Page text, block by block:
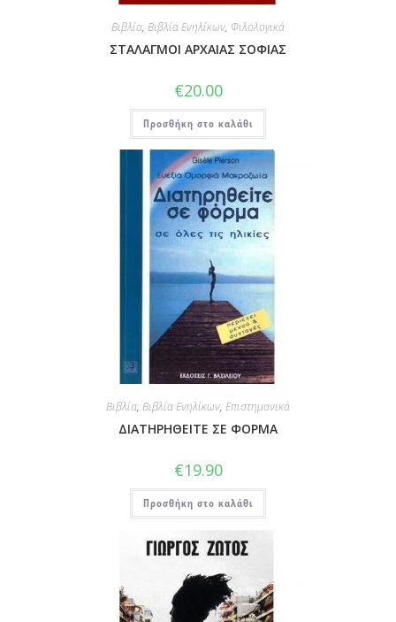
Βιβλία, Βιβλία Ενηλίκων, Φιλολογικά
ΣΤΑΛΑΓΜΟΙ ΑΡΧΑΙΑΣ ΣΟΦΙΑΣ
€20.00
Προσθήκη στο καλάθι
Βιβλία, Βιβλία Ενηλίκων, Επιστημονικά
ΔΙΑΤΗΡΗΘΕΙΤΕ ΣΕ ΦΟΡΜΑ
€19.90
Προσθήκη στο καλάθι